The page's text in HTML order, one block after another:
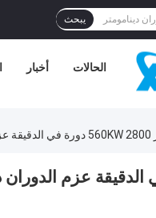
يبحث
أخبار الحالات